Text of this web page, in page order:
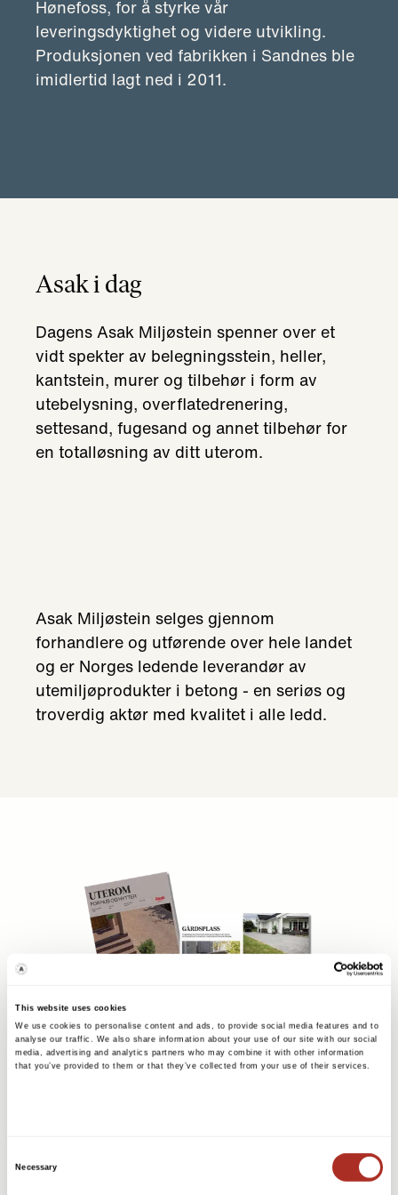
This website uses cookies
We use cookies to personalise content and ads, to provide social media features and to
analyse our traffic. We also share information about your use of our site with our social
media, advertising and analytics partners who may combine it with other information
that you’ve provided to them or that they’ve collected from your use of their services.
Necessary
Hønefoss, for å styrke vår
leveringsdyktighet og videre utvikling.
Produksjonen ved fabrikken i Sandnes ble
imidlertid lagt ned i 2011.
Asak i dag
Dagens Asak Miljøstein spenner over et
vidt spekter av belegningsstein, heller,
kantstein, murer og tilbehør i form av
utebelysning, overflatedrenering,
settesand, fugesand og annet tilbehør for
en totalløsning av ditt uterom.
Asak Miljøstein selges gjennom
forhandlere og utførende over hele landet
og er Norges ledende leverandør av
utemiljøprodukter i betong - en seriøs og
troverdig aktør med kvalitet i alle ledd.